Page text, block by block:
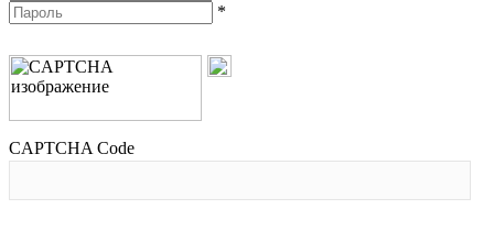
*
CAPTCHA Code